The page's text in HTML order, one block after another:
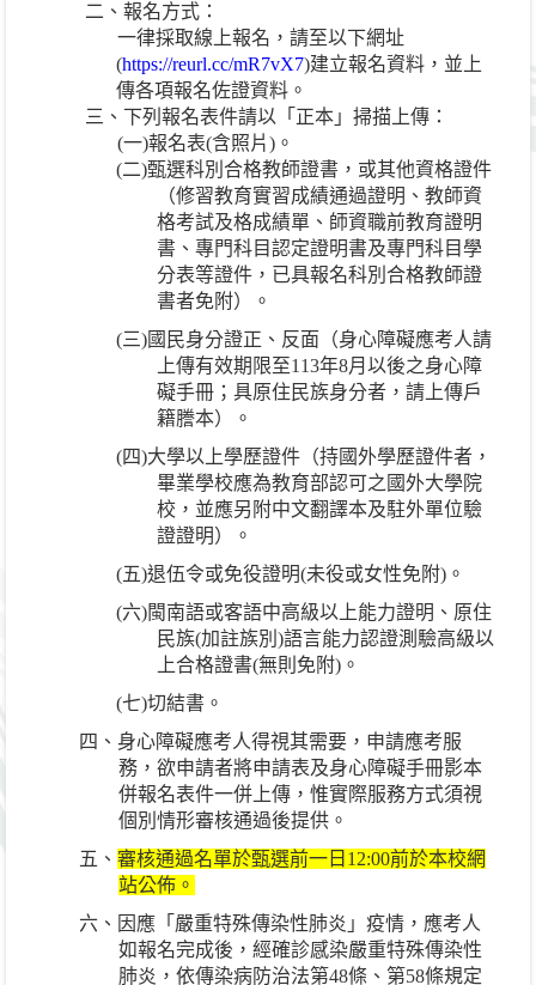
二、報名方式：
一律採取線上報名，請至以下網址
(https://reurl.cc/mR7vX7)建立報名資料，並上
傳各項報名佐證資料。
三、下列報名表件請以「正本」掃描上傳：
(一)報名表(含照片)。
(二)甄選科別合格教師證書，或其他資格證件
（修習教育實習成績通過證明、教師資
格考試及格成績單、師資職前教育證明
書、專門科目認定證明書及專門科目學
分表等證件，已具報名科別合格教師證
書者免附）。
(三)國民身分證正、反面（身心障礙應考人請
上傳有效期限至113年8月以後之身心障
礙手冊；具原住民族身分者，請上傳戶
籍謄本）。
(四)大學以上學歷證件（持國外學歷證件者，
畢業學校應為教育部認可之國外大學院
校，並應另附中文翻譯本及駐外單位驗
證證明）。
(五)退伍令或免役證明(未役或女性免附) 。
(六)閩南語或客語中高級以上能力證明、原住
民族(加註族別 )語言能力認證測驗高級以
上合格證書(無則免附)。
(七)切結書。
四、身心障礙應考人得視其需要，申請應考服
務，欲申請者將申請表及身心障礙手冊影本
併報名表件一併上傳，惟實際服務方式須視
個別情形審核通過後提供。
五、 審核通過名單於甄選前一日 12:00前於本校網
站公佈。
六、因應「嚴重特殊傳染性肺炎」疫情，應考人
如報名完成後，經確診感染嚴重特殊傳染性
肺炎，依傳染病防治法第48條、第58條規定